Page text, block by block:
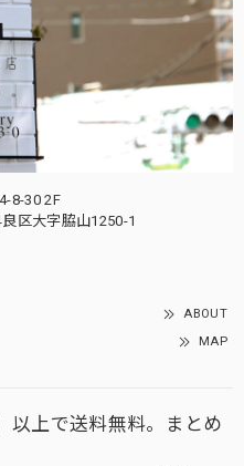
区薬院4-8-30 2F
良区大字脇山1250-1
ABOUT
MAP
以上で送料無料。まとめ